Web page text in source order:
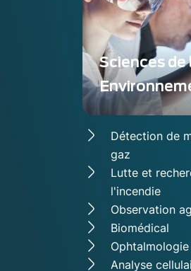
Sciences de
Détection de
gaz
Lutte et
l'incendie
Observation
Biomédical
Ophtalmologie
Analyse